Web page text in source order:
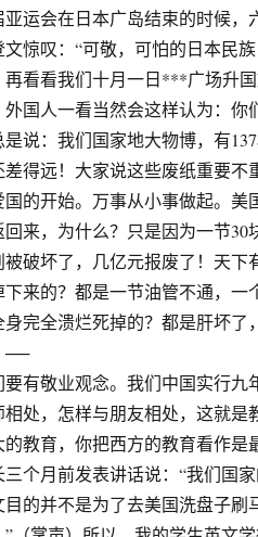
运会在日本广岛结束的时候，
惊叹：“可敬，可怕的日本民
看看我们十月一日***广场升
国人一看当然会这样认为：你
说：我们国家地大物博，有
得远！大家说这些废纸重要不
的开始。万事从小事做起。美
来，为什么？只是因为一节30
破坏了，几亿元报废了！天下
来的？都是一节油管不通，一
完全溃烂死掉的？都是肝坏了
──
有敬业观念。我们中国实行九
处，怎样与朋友相处，这就是
教育，你把西方的教育看作是
个月前发表讲话说：“我们国
的并不是为了去美国洗盘子刷